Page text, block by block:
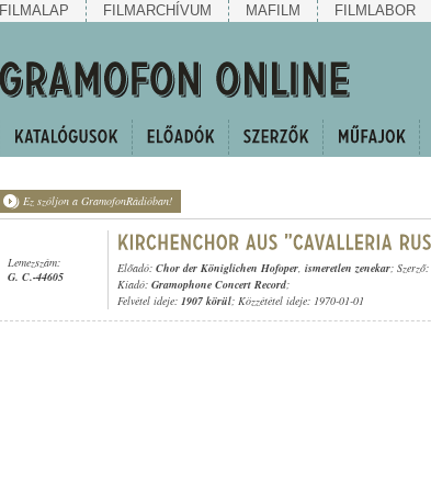
FILMALAP FILMARCHÍVUM MAFILM FILMLABOR
Ez szóljon a GramofonRádióban!
Lemezszám:
G. C.-44605
Előadó: Chor der Königlichen Hofoper, ismeretlen zenekar; Szerző:
Kiadó: Gramophone Concert Record;
Felvétel ideje: 1907 körül; Közzététel ideje: 1970-01-01